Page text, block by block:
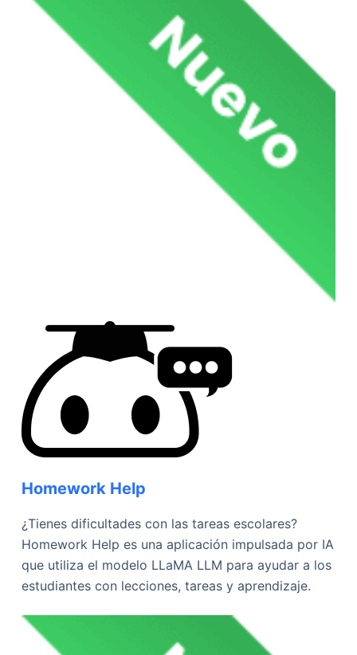
Homework Help
¿Tienes dificultades con las tareas escolares?
Homework Help es una aplicación impulsada por IA
que utiliza el modelo LLaMA LLM para ayudar a los
estudiantes con lecciones, tareas y aprendizaje.